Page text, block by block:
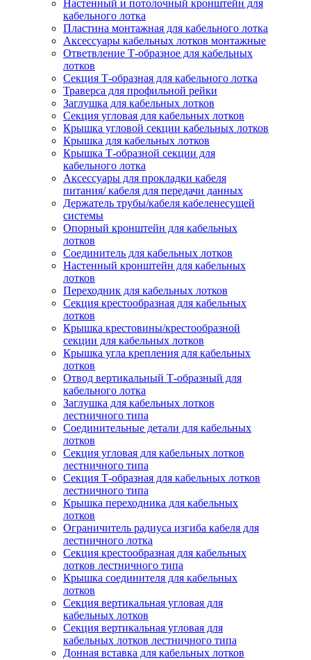
Настенный и потолочный кронштейн для
кабельного лотка
Пластина монтажная для кабельного лотка
Аксессуары кабельных лотков монтажные
Ответвление Т-образное для кабельных
лотков
Секция Т-образная для кабельного лотка
Траверса для профильной рейки
Заглушка для кабельных лотков
Секция угловая для кабельных лотков
Крышка угловой секции кабельных лотков
Крышка для кабельных лотков
Крышка Т-образной секции для
кабельного лотка
Аксессуары для прокладки кабеля
питания/ кабеля для передачи данных
Держатель трубы/кабеля кабеленесущей
системы
Опорный кронштейн для кабельных
лотков
Соединитель для кабельных лотков
Настенный кронштейн для кабельных
лотков
Переходник для кабельных лотков
Секция крестообразная для кабельных
лотков
Крышка крестовины/крестообразной
секции для кабельных лотков
Крышка угла крепления для кабельных
лотков
Отвод вертикальный Т-образный для
кабельного лотка
Заглушка для кабельных лотков
лестничного типа
Соединительные детали для кабельных
лотков
Секция угловая для кабельных лотков
лестничного типа
Секция Т-образная для кабельных лотков
лестничного типа
Крышка переходника для кабельных
лотков
Ограничитель радиуса изгиба кабеля для
лестничного лотка
Секция крестообразная для кабельных
лотков лестничного типа
Крышка соединителя для кабельных
лотков
Секция вертикальная угловая для
кабельных лотков
Секция вертикальная угловая для
кабельных лотков лестничного типа
Донная вставка для кабельных лотков